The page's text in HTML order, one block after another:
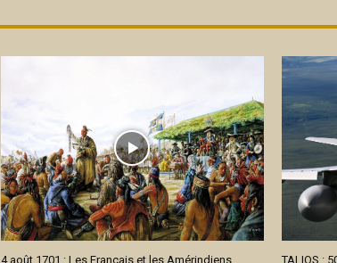
4 août 1701 : Les Français et les Amérindiens TALIOS :